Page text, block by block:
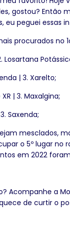
gostou? Então
eu peguei essas
procurados no
Losartana
| 3. Xarelto;
| 3. Maxalgina;
Saxenda;
mesclados,
o 5º lugar
em 2022 foram
Acompanhe a
de curtir o